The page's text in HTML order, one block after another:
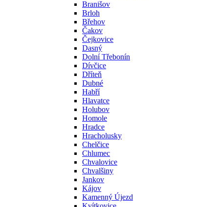
Branišov
Brloh
Břehov
Čakov
Čejkovice
Dasný
Dolní Třebonín
Dívčice
Dříteň
Dubné
Habří
Hlavatce
Holubov
Homole
Hradce
Hracholusky
Chelčice
Chlumec
Chvalovice
Chvalšiny
Jankov
Kájov
Kamenný Újezd